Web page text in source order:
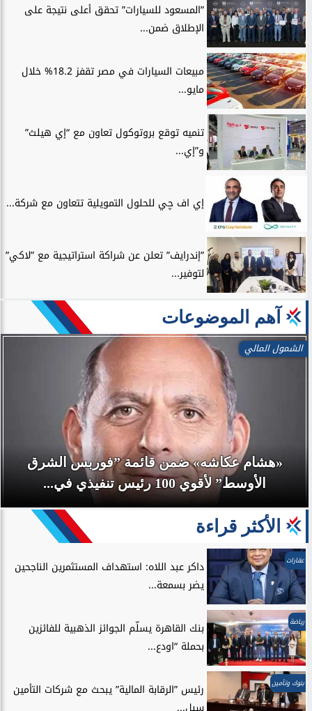
”المسعود للسيارات” تحقق أعلى نتيجة على
الإطلاق ضمن...
مبيعات السيارات في مصر تقفز 18.2% خلال
مايو...
تنميه توقع بروتوكول تعاون مع “إي هيلث”
و”إي...
إي اف چي للحلول التمويلية تتعاون مع شركة...
”إندرايف” تعلن عن شراكة استراتيجية مع ”لاكي”
لتوفير...
آهم الموضوعات
الشمول المالي
«هشام عكاشه» ضمن قائمة ”فوربس الشرق
الأوسط” لأقوي 100 رئيس تنفيذي في...
الأكثر قراءة
عقارات
داكر عبد اللاه: استهداف المستثمرين الناجحين
يضر بسمعة...
رياضة
بنك القاهرة يسلّم الجوائز الذهبية للفائزين
بحملة “اودع...
بنوك وتأمين
رئيس ”الرقابة المالية” يبحث مع شركات التأمين